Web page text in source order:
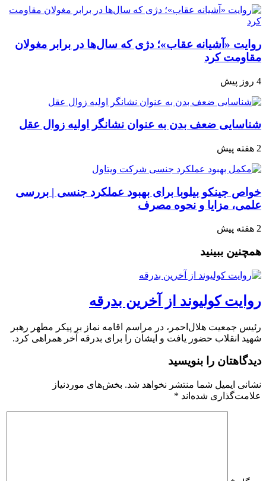
روایت «آشیانه عقاب»؛ دژی که سال‌ها در برابر مغولان
مقاومت کرد
4 روز پیش
شناسایی ضعف بدن به عنوان نشانگر اولیه زوال عقل
2 هفته پیش
خواص جینکو بیلوبا برای بهبود عملکرد جنسی | بررسی
علمی، مزایا و نحوه مصرف
2 هفته پیش
همچنین ببینید
روایت کولیوند از آخرین بدرقه
رئیس جمعیت هلال‌احمر، در مراسم اقامه نماز بر پیکر مطهر رهبر
شهید انقلاب حضور یافت و ایشان را برای بدرقه آخر همراهی کرد.
دیدگاهتان را بنویسید
نشانی ایمیل شما منتشر نخواهد شد. بخش‌های موردنیاز
علامت‌گذاری شده‌اند *